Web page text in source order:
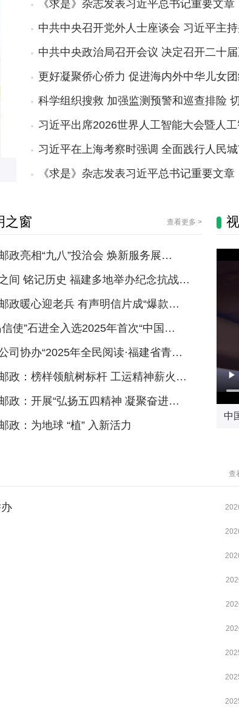
《求是》杂志发表习近平总书记重要文章
中共中央召开党外人士座谈会 习近平主
中共中央政治局召开会议 决定召开二十
更好凝聚侨心侨力 促进海内外中华儿女
科学组织搜救 加强监测预警和巡查排险
习近平出席2026世界人工智能大会暨人
习近平在上海考察时强调 全面践行人民
《求是》杂志发表习近平总书记重要文
之窗 查看更多 >
政亮相“九八”投洽会 焕新服务展…
间 铭记历史 福建多地举办纪念抗战…
政暖心迎老兵 有声明信片成“爆款…
信使”石进全入选2025年首次“中国…
司协办“2025年全民阅读·福建省青…
政：榜样领航树标杆 工运精神薪火…
政：开展“弘扬五四精神 凝聚奋进…
政：为地球 “植” 入新活力
中
查